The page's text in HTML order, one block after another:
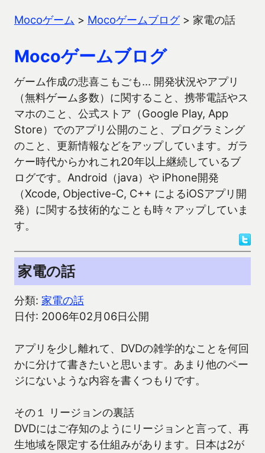
Mocoゲーム > Mocoゲームブログ> 家電の話
Mocoゲームブログ
ゲーム作成の悲喜こもごも… 開発状況やアプリ
（無料ゲーム多数）に関すること、携帯電話やス
マホのこと、公式ストア（Google Play, App
Store）でのアプリ公開のこと、プログラミング
のこと、更新情報などをアップしています。ガラ
ケー時代からかれこれ20年以上継続しているブ
ログです。Android（java）や iPhone開発
（Xcode, Objective-C, C++ によるiOSアプリ開
発）に関する技術的なことも時々アップしていま
す。
家電の話
分類: 家電の話
日付: 2006年02月06日公開
アプリを少し離れて、DVDの雑学的なことを何回
かに分けて書きたいと思います。あまり他のペー
ジにないような内容を書くつもりです。
その１ リージョンの裏話
DVDにはご存知のようにリージョンと言って、再
生地域を限定する仕組みがあります。日本は2が